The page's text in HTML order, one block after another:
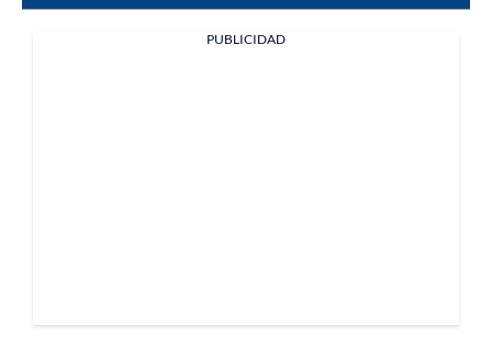
PUBLICIDAD